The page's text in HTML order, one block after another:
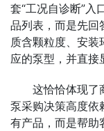
套“工况自诊断”
品列表，而是先回
质含颗粒度、安
应的泵型，并直接
这恰恰体现了
泵采购决策高度依
有产品，而是帮助